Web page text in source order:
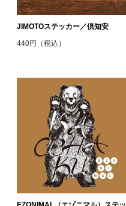
JIMOTOステッカー／倶知安
440円（税込）